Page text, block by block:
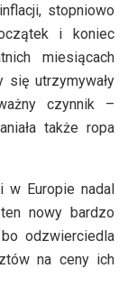
stopniowo
i koniec
miesiącach
się utrzymywały
czynnik –
także ropa
w Europie nadal
nowy bardzo
odzwierciedla
na ceny ich